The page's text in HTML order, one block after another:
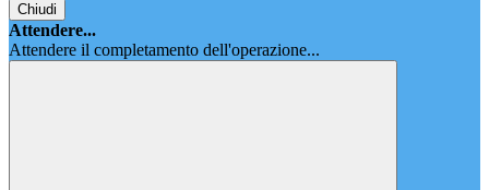
Chiudi
Attendere...
Attendere il completamento dell'operazione...